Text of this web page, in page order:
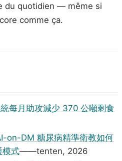
du quotidien — même si
comme ça.
每月助攻減少 370 公噸剩食
on-DM 糖尿病精準衛教如何
模式——tenten, 2026